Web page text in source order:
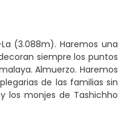
(3.088m). Haremos una
siempre los puntos
Almuerzo. Haremos
de las familias sin
los monjes de Tashichho